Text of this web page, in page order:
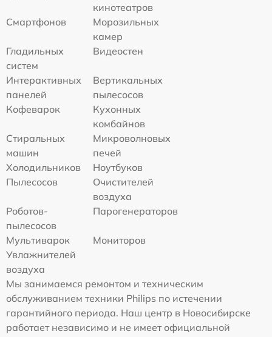
кинотеатров
Смартфонов
Морозильных
камер
Гладильных
систем
Видеостен
Интерактивных
панелей
Вертикальных
пылесосов
Кофеварок
Кухонных
комбайнов
Стиральных
машин
Микроволновых
печей
Холодильников
Ноутбуков
Пылесосов
Очистителей
воздуха
Роботов-
пылесосов
Парогенераторов
Мультиварок
Мониторов
Увлажнителей
воздуха
Мы занимаемся ремонтом и техническим
обслуживанием техники Philips по истечении
гарантийного периода. Наш центр в Новосибирске
работает независимо и не имеет официальной